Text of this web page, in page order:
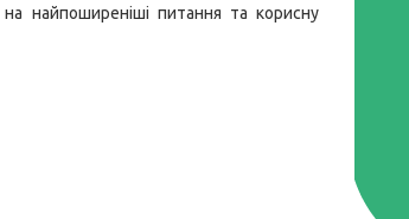
на найпоширеніші питання та корисну